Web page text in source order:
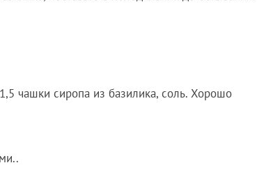
чашки сиропа из базилика, соль. Хорошо